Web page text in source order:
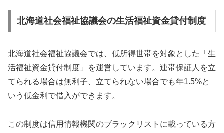
北海道社会福祉協議会の生活福祉資金貸付制度
北海道社会福祉協議会では、低所得世帯を対象とした「生
活福祉資金貸付制度」を運営しています。連帯保証人を立
てられる場合は無利子、立てられない場合でも年1.5%と
いう低金利で借入ができます。
この制度は信用情報機関のブラックリストに載っている方